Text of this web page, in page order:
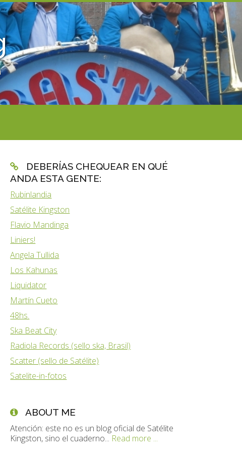
DEBERÍAS CHEQUEAR EN QUÉ
ANDA ESTA GENTE:
Rubinlandia
Satélite Kingston
Flavio Mandinga
Liniers!
Angela Tullida
Los Kahunas
Liquidator
Martín Cueto
48hs.
Ska Beat City
Radiola Records (sello ska, Brasil)
Scatter (sello de Satélite)
Satelite-in-fotos
ABOUT ME
Atención: este no es un blog oficial de Satélite
Kingston, sino el cuaderno... Read more ...